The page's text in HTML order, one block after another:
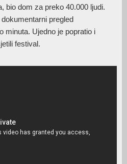
bio dom za preko 40.000 ljudi.
pregled
minuta. Ujedno je popratio i
festival.